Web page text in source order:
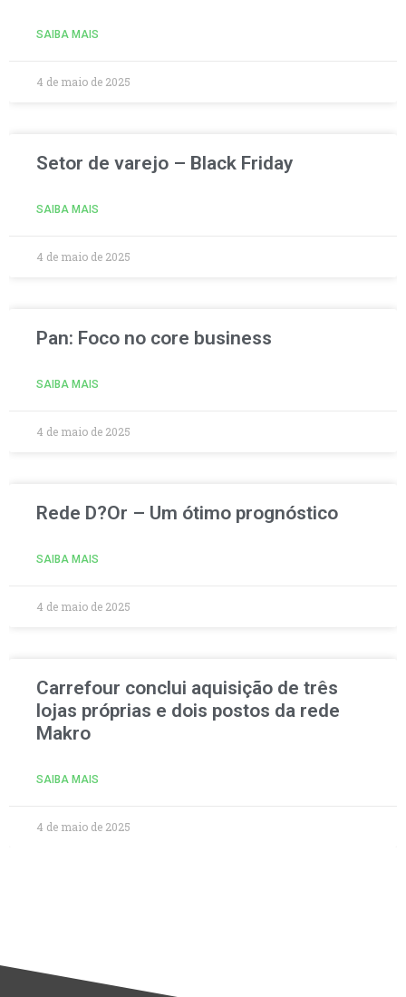
SAIBA MAIS
4 de maio de 2025
Setor de varejo – Black Friday
SAIBA MAIS
4 de maio de 2025
Pan: Foco no core business
SAIBA MAIS
4 de maio de 2025
Rede D?Or – Um ótimo prognóstico
SAIBA MAIS
4 de maio de 2025
Carrefour conclui aquisição de três
lojas próprias e dois postos da rede
Makro
SAIBA MAIS
4 de maio de 2025